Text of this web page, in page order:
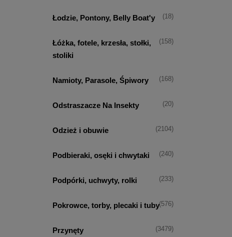
Łodzie, Pontony, Belly Boat'y (18)
Łóżka, fotele, krzesła, stołki,
stoliki
(158)
Namioty, Parasole, Śpiwory (168)
Odstraszacze Na Insekty (20)
Odzież i obuwie (2104)
Podbieraki, osęki i chwytaki (240)
Podpórki, uchwyty, rolki (233)
Pokrowce, torby, plecaki i tuby(576)
Przynęty (3479)